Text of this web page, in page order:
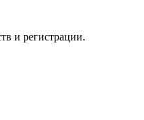
и регистрации.